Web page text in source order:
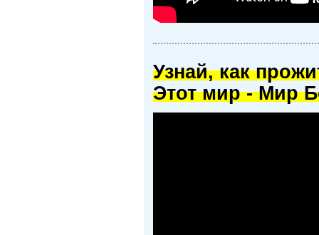
Узнай, как
Этот мир - Мир